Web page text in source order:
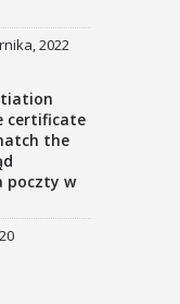
2022
certificate
the
poczty w